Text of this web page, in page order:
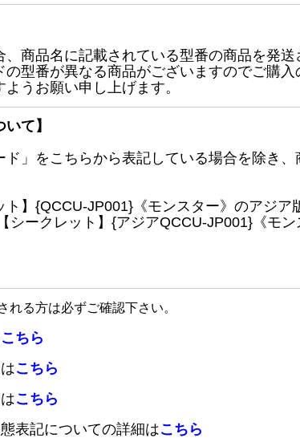
商品名に記載されている型番の商品を発送
型番が異なる商品がございますのでご購入
うお願い申し上げます。
て】
」をこちらから表記している場合を除き、
】{QCCU-JP001}《モンスター》のアジア
ークレット】{アジアQCCU-JP001}《モン
れる方は必ずご確認下さい。
こちら
こちら
こちら
表記についての詳細はこちら